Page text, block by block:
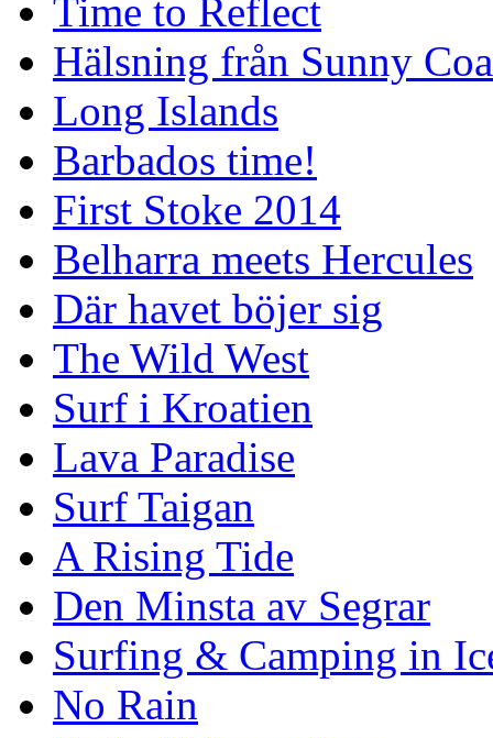
Time to Reflect
Hälsning från Sunny
Long Islands
Barbados time!
First Stoke 2014
Belharra meets Hercules
Där havet böjer sig
The Wild West
Surf i Kroatien
Lava Paradise
Surf Taigan
A Rising Tide
Den Minsta av Segrar
Surfing & Camping in
No Rain